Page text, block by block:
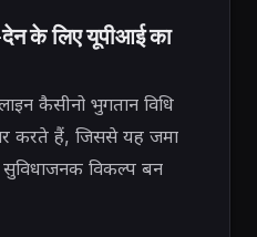
के लिए यूपीआई का
कैसीनो भुगतान विधि
करते हैं, जिससे यह जमा
विकल्प बन